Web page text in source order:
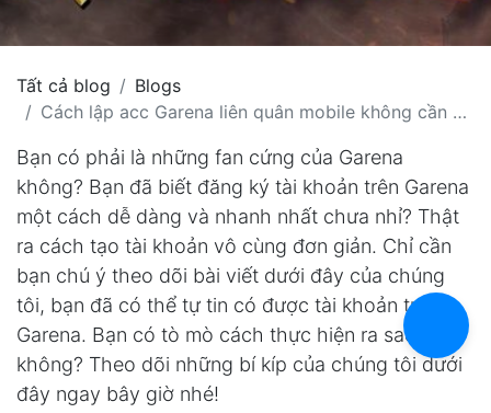
Tất cả blog
Blogs
Cách lập acc Garena liên quân mobile không cần số điện thoại
Bạn có phải là những fan cứng của Garena
không? Bạn đã biết đăng ký tài khoản trên Garena
một cách dễ dàng và nhanh nhất chưa nhỉ? Thật
ra cách tạo tài khoản vô cùng đơn giản. Chỉ cần
bạn chú ý theo dõi bài viết dưới đây của chúng
tôi, bạn đã có thể tự tin có được tài khoản trên
Garena. Bạn có tò mò cách thực hiện ra sao
không? Theo dõi những bí kíp của chúng tôi dưới
đây ngay bây giờ nhé!